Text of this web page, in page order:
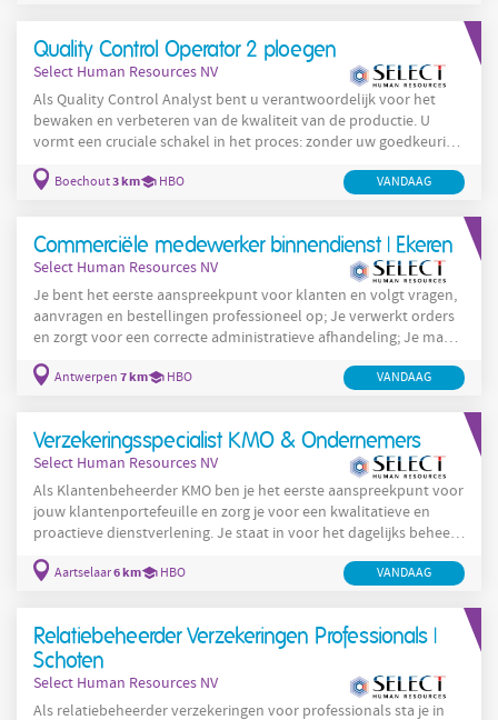
Quality Control Operator 2 ploegen
Select Human Resources NV
Als Quality Control Analyst bent u verantwoordelijk voor het
bewaken en verbeteren van de kwaliteit van de productie. U
vormt een cruciale schakel in het proces: zonder uw goedkeuring
gaat de productie niet verder. Uw taken: Uitvoeren van
kwaliteitscontroles op drukwerk en etiketten. Controleren van
Actief bijdragen aan de optimalisatie
Boechout3 km HBO VANDAAG
Commerciële medewerker binnendienst | Ekeren
Select Human Resources NV
Je bent het eerste aanspreekpunt voor klanten en volgt vragen,
aanvragen en bestellingen professioneel op; Je verwerkt orders
en zorgt voor een correcte administratieve afhandeling; Je maakt
offertes op en bewaakt prijsafspraken; Je ondersteunt zowel het
Customer Service-team als de buitendienst; Je behandelt
optimalisaties; Je combineert
Antwerpen 7 km HBO VANDAAG
Verzekeringsspecialist KMO & Ondernemers
Select Human Resources NV
Als Klantenbeheerder KMO ben je het eerste aanspreekpunt voor
jouw klantenportefeuille en zorg je voor een kwalitatieve en
proactieve dienstverlening. Je staat in voor het dagelijks beheer
van verzekeringsdossiers voor KMO-klanten. Je bespreekt en
onderhandelt met verzekeraars om passende en competitieve
klanten gedurende het volledige traject.
Aartselaar6 km HBO VANDAAG
Relatiebeheerder Verzekeringen Professionals |
Schoten
Select Human Resources NV
Als relatiebeheerder verzekeringen voor professionals sta je in